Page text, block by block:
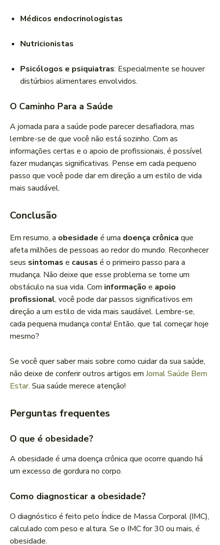
Médicos endocrinologistas
Nutricionistas
Psicólogos e psiquiatras: Especialmente se houver
distúrbios alimentares envolvidos.
O Caminho Para a Saúde
A jornada para a saúde pode parecer desafiadora, mas
lembre-se de que você não está sozinho. Com as
informações certas e o apoio de profissionais, é possível
fazer mudanças significativas. Pense em cada pequeno
passo que você pode dar em direção a um estilo de vida
mais saudável.
Conclusão
Em resumo, a obesidade é uma doença crônica que
afeta milhões de pessoas ao redor do mundo. Reconhecer
seus sintomas e causas é o primeiro passo para a
mudança. Não deixe que esse problema se torne um
obstáculo na sua vida. Com informação e apoio
profissional, você pode dar passos significativos em
direção a um estilo de vida mais saudável. Lembre-se,
cada pequena mudança conta! Então, que tal começar hoje
mesmo?
Se você quer saber mais sobre como cuidar da sua saúde,
não deixe de conferir outros artigos em Jornal Saúde Bem
Estar. Sua saúde merece atenção!
Perguntas frequentes
O que é obesidade?
A obesidade é uma doença crônica que ocorre quando há
um excesso de gordura no corpo.
Como diagnosticar a obesidade?
O diagnóstico é feito pelo Índice de Massa Corporal (IMC),
calculado com peso e altura. Se o IMC for 30 ou mais, é
obesidade.